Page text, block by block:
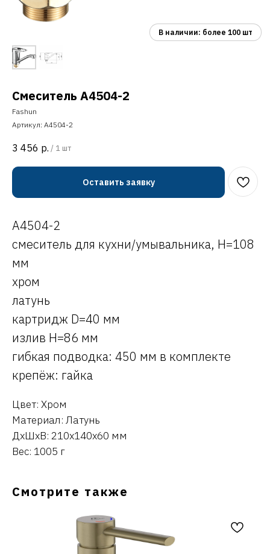
Смеситель A4504-2
Fashun
Артикул: A4504-2
3 456 р. / 1 шт
Оставить заявку
A4504-2
смеситель для кухни/умывальника, H=108
мм
хром
латунь
картридж D=40 мм
излив H=86 мм
гибкая подводка: 450 мм в комплекте
крепёж: гайка
Цвет: Хром
Материал: Латунь
ДxШxВ: 210x140x60 мм
Вес: 1005 г
Смотрите также